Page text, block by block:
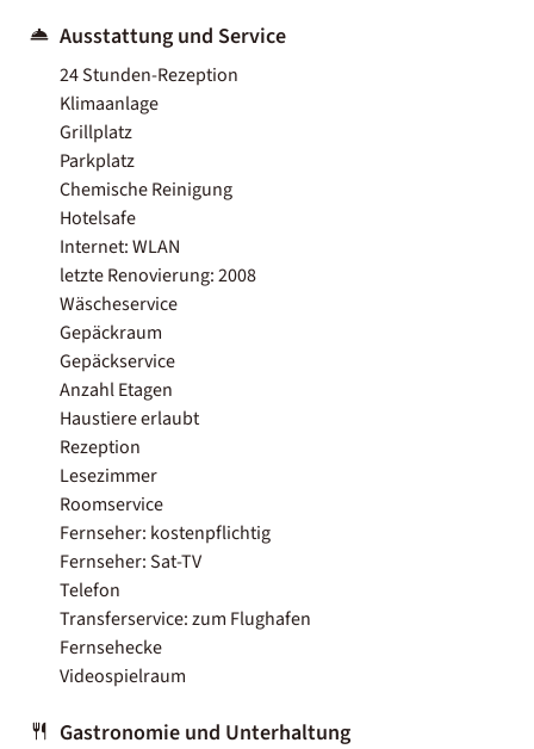
Ausstattung und Service
24 Stunden-Rezeption
Klimaanlage
Grillplatz
Parkplatz
Chemische Reinigung
Hotelsafe
Internet: WLAN
letzte Renovierung: 2008
Wäscheservice
Gepäckraum
Gepäckservice
Anzahl Etagen
Haustiere erlaubt
Rezeption
Lesezimmer
Roomservice
Fernseher: kostenpflichtig
Fernseher: Sat-TV
Telefon
Transferservice: zum Flughafen
Fernsehecke
Videospielraum
Gastronomie und Unterhaltung